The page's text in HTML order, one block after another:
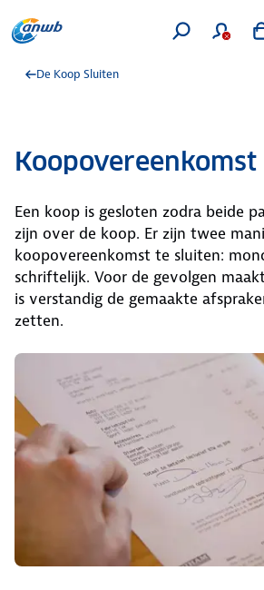
De Koop Sluiten
Koopovereenkomst
Een koop is gesloten zodra beide
zijn over de koop. Er zijn twee
koopovereenkomst te sluiten:
schriftelijk. Voor de gevolgen
is verstandig de gemaakte
zetten.